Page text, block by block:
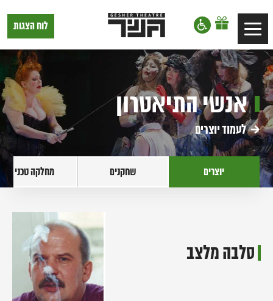
דלג לסרגל הניווט
דלג לתוכן
Toggle
navigation
תיאטרון
גשר,
בתל
אביב
לוח הצגות
אנשי התיאטרון
לעמוד יוצרים
יוצרים שחקנים מחלקה טכנית
סלבה מלצב